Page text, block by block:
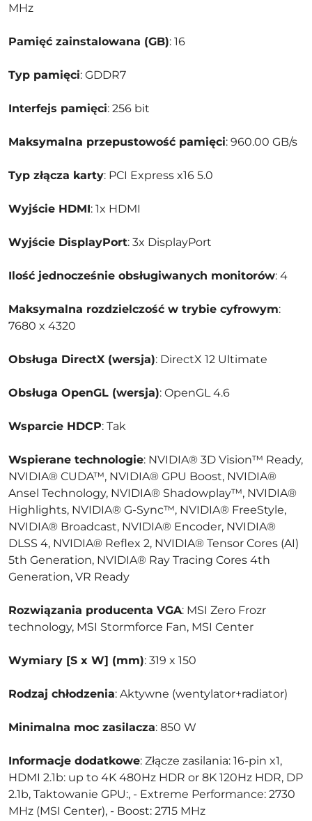
MHz
Pamięć zainstalowana (GB): 16
Typ pamięci: GDDR7
Interfejs pamięci: 256 bit
Maksymalna przepustowość pamięci: 960.00 GB/s
Typ złącza karty: PCI Express x16 5.0
Wyjście HDMI: 1x HDMI
Wyjście DisplayPort: 3x DisplayPort
Ilość jednocześnie obsługiwanych monitorów: 4
Maksymalna rozdzielczość w trybie cyfrowym:
7680 x 4320
Obsługa DirectX (wersja): DirectX 12 Ultimate
Obsługa OpenGL (wersja): OpenGL 4.6
Wsparcie HDCP: Tak
Wspierane technologie: NVIDIA® 3D Vision™ Ready,
NVIDIA® CUDA™, NVIDIA® GPU Boost, NVIDIA®
Ansel Technology, NVIDIA® Shadowplay™, NVIDIA®
Highlights, NVIDIA® G-Sync™, NVIDIA® FreeStyle,
NVIDIA® Broadcast, NVIDIA® Encoder, NVIDIA®
DLSS 4, NVIDIA® Reflex 2, NVIDIA® Tensor Cores (AI)
5th Generation, NVIDIA® Ray Tracing Cores 4th
Generation, VR Ready
Rozwiązania producenta VGA: MSI Zero Frozr
technology, MSI Stormforce Fan, MSI Center
Wymiary [S x W] (mm): 319 x 150
Rodzaj chłodzenia: Aktywne (wentylator+radiator)
Minimalna moc zasilacza: 850 W
Informacje dodatkowe: Złącze zasilania: 16-pin x1,
HDMI 2.1b: up to 4K 480Hz HDR or 8K 120Hz HDR, DP
2.1b, Taktowanie GPU:, - Extreme Performance: 2730
MHz (MSI Center), - Boost: 2715 MHz